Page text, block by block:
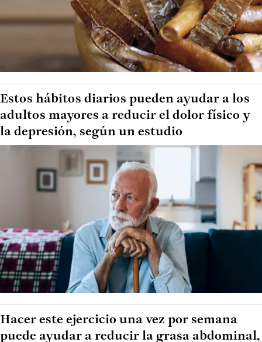
Estos hábitos diarios pueden ayudar a los
adultos mayores a reducir el dolor físico y
la depresión, según un estudio
Hacer este ejercicio una vez por semana
puede ayudar a reducir la grasa abdominal,